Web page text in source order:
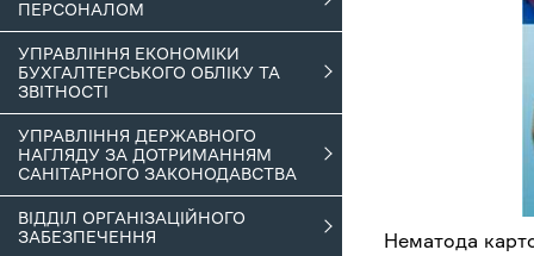
ПЕРСОНАЛОМ
УПРАВЛІННЯ ЕКОНОМІКИ
БУХГАЛТЕРСЬКОГО ОБЛІКУ ТА
ЗВІТНОСТІ
УПРАВЛІННЯ ДЕРЖАВНОГО
НАГЛЯДУ ЗА ДОТРИМАННЯМ
САНІТАРНОГО ЗАКОНОДАВСТВА
ВІДДІЛ ОРГАНІЗАЦІЙНОГО
ЗАБЕЗПЕЧЕННЯ
Нематода